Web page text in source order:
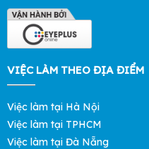
VIỆC LÀM THEO ĐỊA ĐIỂM
Việc làm tại Hà Nội
Việc làm tại TPHCM
Việc làm tại Đà Nẵng